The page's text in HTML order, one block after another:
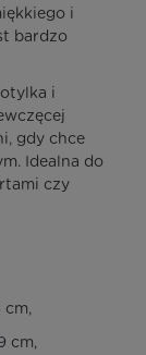
i
bardzo
i
gdy chce
Idealna do
czy
cm,
cm,